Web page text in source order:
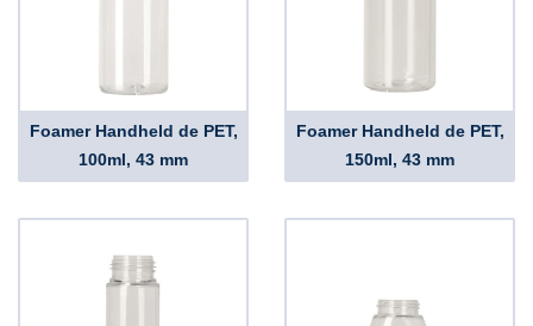
Foamer Handheld de PET,
100ml, 43 mm
Foamer Handheld de PET,
150ml, 43 mm